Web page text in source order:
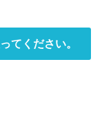
てください。